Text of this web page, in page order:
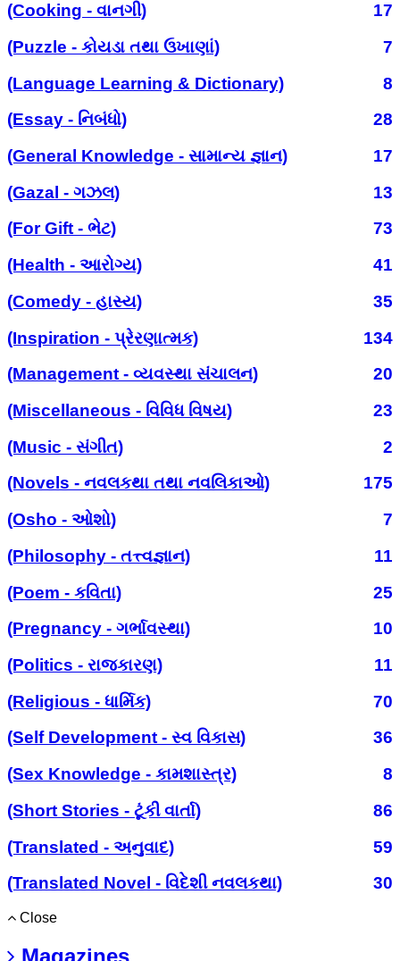
(Cooking - વાનગી)
17
(Puzzle - કોયડા તથા ઉખાણાં)
7
(Language Learning & Dictionary)
8
(Essay - નિબંધો)
28
(General Knowledge - સામાન્ય જ્ઞાન)
17
(Gazal - ગઝલ)
13
(For Gift - ભેટ)
73
(Health - આરોગ્ય)
41
(Comedy - હાસ્ય)
35
(Inspiration - પ્રેરણાત્મક)
134
(Management - વ્યવસ્થા સંચાલન)
20
(Miscellaneous - વિવિધ વિષય)
23
(Music - સંગીત)
2
(Novels - નવલકથા તથા નવલિકાઓ)
175
(Osho - ઓશો)
7
(Philosophy - તત્ત્વજ્ઞાન)
11
(Poem - કવિતા)
25
(Pregnancy - ગર્ભાવસ્થા)
10
(Politics - રાજકારણ)
11
(Religious - ધાર્મિક)
70
(Self Development - સ્વ વિકાસ)
36
(Sex Knowledge - કામશાસ્ત્ર)
8
(Short Stories - ટૂંકી વાર્તા)
86
(Translated - અનુવાદ)
59
(Translated Novel - વિદેશી નવલકથા)
30
Close
Magazines